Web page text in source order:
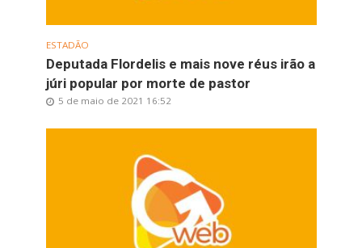
ESTADÃO
Deputada Flordelis e mais nove réus irão a
júri popular por morte de pastor
5 de maio de 2021 16:52